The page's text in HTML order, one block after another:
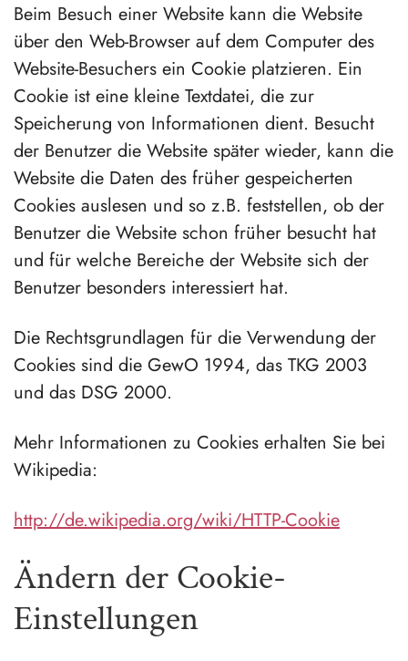
Beim Besuch einer Website kann die Website
über den Web-Browser auf dem Computer des
Website-Besuchers ein Cookie platzieren. Ein
Cookie ist eine kleine Textdatei, die zur
Speicherung von Informationen dient. Besucht
der Benutzer die Website später wieder, kann die
Website die Daten des früher gespeicherten
Cookies auslesen und so z.B. feststellen, ob der
Benutzer die Website schon früher besucht hat
und für welche Bereiche der Website sich der
Benutzer besonders interessiert hat.
Die Rechtsgrundlagen für die Verwendung der
Cookies sind die GewO 1994, das TKG 2003
und das DSG 2000.
Mehr Informationen zu Cookies erhalten Sie bei
Wikipedia:
http://de.wikipedia.org/wiki/HTTP-Cookie
Ändern der Cookie-
Einstellungen